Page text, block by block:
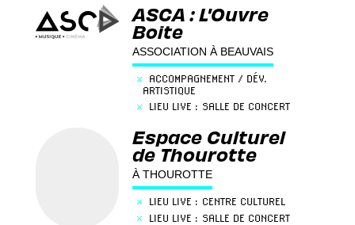
×ENREGISTREMENT / STUDIOS
×LIEU DE RÉPÉTITION
ASCA : L'Ouvre
Boite
ASSOCIATION À BEAUVAIS
× ACCOMPAGNEMENT / DÉV.
ARTISTIQUE
× LIEU LIVE : SALLE DE CONCERT
Espace Culturel
de Thourotte
À THOUROTTE
× LIEU LIVE : CENTRE CULTUREL
× LIEU LIVE : SALLE DE CONCERT